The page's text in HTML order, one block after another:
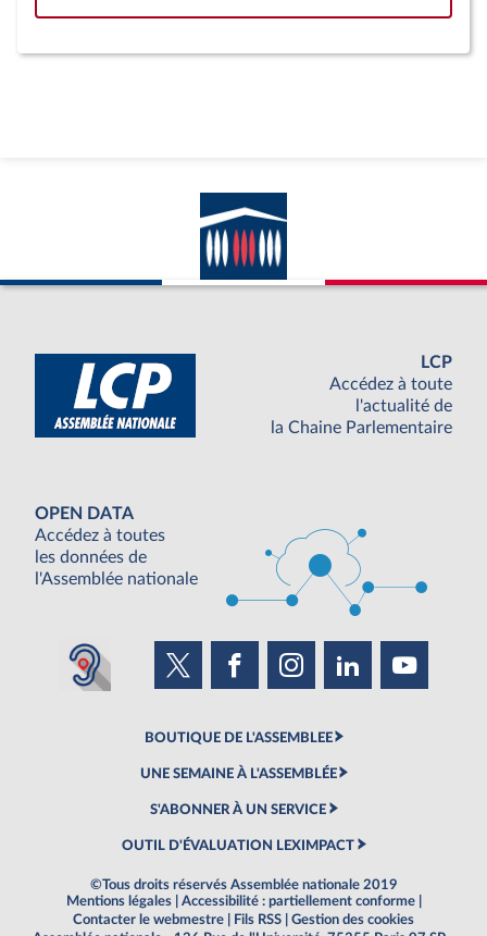
LCP
Accédez à toute
l'actualité de
la Chaine Parlementaire
OPEN DATA
Accédez à toutes
les données de
l'Assemblée nationale
BOUTIQUE DE L'ASSEMBLEE
UNE SEMAINE À L'ASSEMBLÉE
S'ABONNER À UN SERVICE
OUTIL D'ÉVALUATION LEXIMPACT
©Tous droits réservés Assemblée nationale 2019
Mentions légales
Accessibilité : partiellement conforme
Contacter le webmestre
Fils RSS
Gestion des cookies